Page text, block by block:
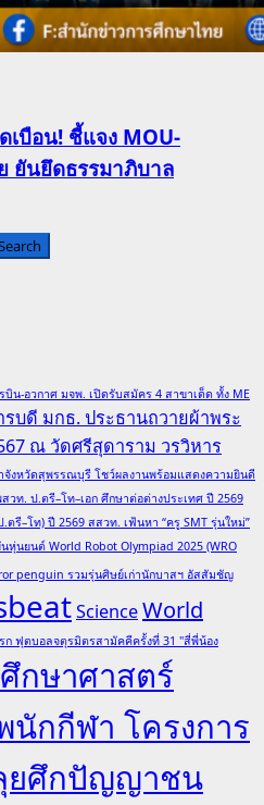
เบือน! ชี้แจง MOU-
ยันยึดธรรมาภิบาล
บิน-อวกาศ มจพ. เปิดรับสมัคร 4 สาขาเด็ด ทั้ง ME
บดี มกธ. ประธานถวายผ้าพระ
ณ วัดศรีสุดาราม วรวิหาร
จังหวัดสุพรรณบุรี โชว์ผลงานพร้อมแสดงความยินดี
วท. ป.ตรี–โท–เอก ศึกษาต่อต่างประเทศ ปี 2569
ตรี–โท) ปี 2569 สสวท. เฟ้นหา “ครู SMT รุ่นใหม่”
หุ่นยนต์ World Robot Olympiad 2025 (WRO
penguin รวมรุ่นศิษย์เก่านักบาสฯ อัสสัมชัญ
ScienceWorld
ก ฟุตบอลจตุรมิตรสามัคคีครั้งที่ 31 "สี่พี่น้อง
กษาศาสตร์
กกีฬา โครงการ
ยศึกปัญญาชน